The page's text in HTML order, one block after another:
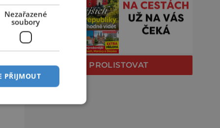
PROLISTOVAT
Nezařazené
soubory
PŘIJMOUT